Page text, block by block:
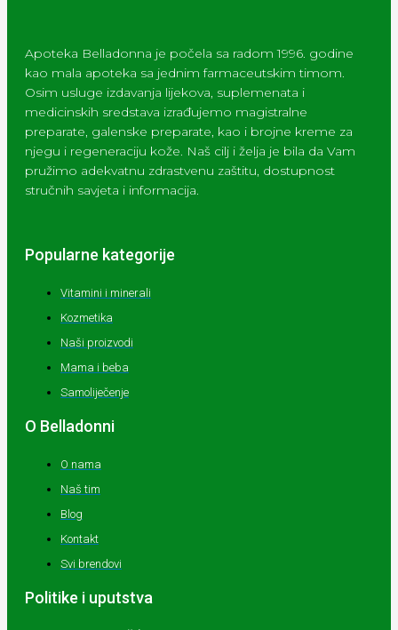
Apoteka Belladonna je počela sa radom 1996. godine
kao mala apoteka sa jednim farmaceutskim timom.
Osim usluge izdavanja lijekova, suplemenata i
medicinskih sredstava izrađujemo magistralne
preparate, galenske preparate, kao i brojne kreme za
njegu i regeneraciju kože. Naš cilj i želja je bila da Vam
pružimo adekvatnu zdrastvenu zaštitu, dostupnost
stručnih savjeta i informacija.
Popularne kategorije
Vitamini i minerali
Kozmetika
Naši proizvodi
Mama i beba
Samoliječenje
O Belladonni
O nama
Naš tim
Blog
Kontakt
Svi brendovi
Politike i uputstva